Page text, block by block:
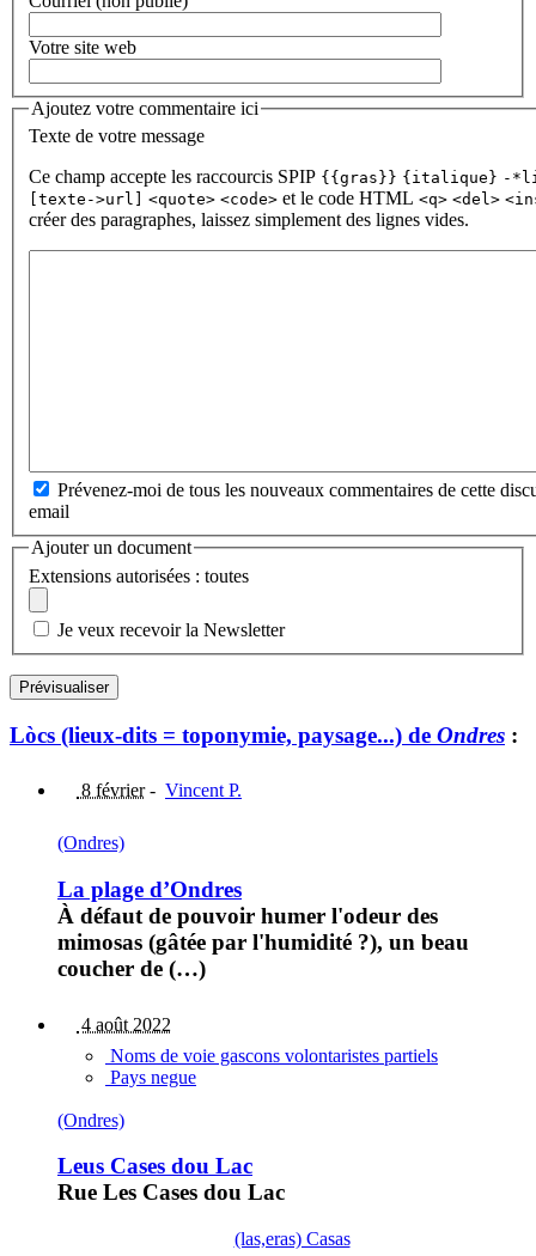
Votre site web
Ajoutez votre commentaire ici
Texte de votre message
Ce champ accepte les raccourcis SPIP {{gras}} {italique} -
[texte->url]
<quote> <code> et le code HTML <q> <del>
créer des paragraphes, laissez simplement des lignes vides.
Prévenez-moi de tous les nouveaux commentaires de cette
email
Ajouter un document
Extensions autorisées : toutes
Je veux recevoir la Newsletter
Lòcs (lieux-dits = toponymie, paysage...) de Ondres :
8 février- Vincent P.
(Ondres)
La plage d’Ondres
À défaut de pouvoir humer l'odeur des
mimosas (gâtée par l'humidité ?), un beau
coucher de (…)
4 août 2022
Noms de voie gascons volontaristes partiels
Pays negue
(Ondres)
Leus Cases dou Lac
Rue Les Cases dou Lac
(las,eras) Casas